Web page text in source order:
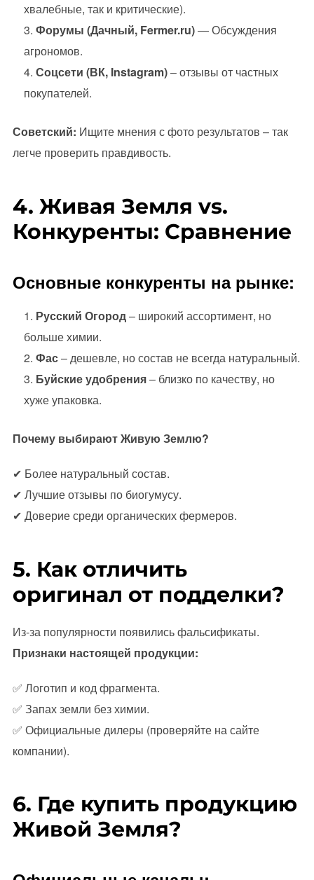
хвалебные, так и критические).
Форумы (Дачный, Fermer.ru)— Обсуждения
агрономов.
Соцсети (ВК, Instagram)– отзывы от частных
покупателей.
Советский: Ищите мнения с фото результатов – так
легче проверить правдивость.
4. Живая Земля vs.
Конкуренты: Сравнение
Основные конкуренты на рынке:
Русский Огород– широкий ассортимент, но
больше химии.
Фас– дешевле, но состав не всегда натуральный.
Буйские удобрения– близко по качеству, но
хуже упаковка.
Почему выбирают Живую Землю?
✔ Более натуральный состав.
✔ Лучшие отзывы по биогумусу.
✔ Доверие среди органических фермеров.
5. Как отличить
оригинал от подделки?
Из-за популярности появились фальсификаты.
Признаки настоящей продукции:
✅ Логотип и код фрагмента.
✅ Запах земли без химии.
✅ Официальные дилеры (проверяйте на сайте
компании).
6. Где купить продукцию
Живой Земля?